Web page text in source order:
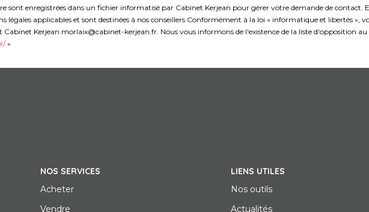
sont enregistrées dans un fichier informatisé par Cabinet Kerjean pour gérer votre demande de contact.
légales applicables et sont destinées à nos conseillers Conformément à la loi « informatique et libertés »,
Kerjean morlaix@cabinet-kerjean.fr. Nous vous informons de l'existence de la liste d'opposition
»
NOS SERVICES
Acheter
Vendre
LIENS UTILES
Nos outils
Actualités